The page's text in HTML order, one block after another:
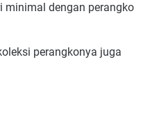
minimal dengan perangko
perangkonya juga